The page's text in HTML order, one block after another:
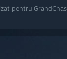
pentru